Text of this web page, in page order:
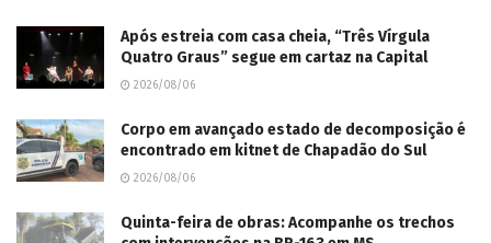
Após estreia com casa cheia, “Três Vírgula
Quatro Graus” segue em cartaz na Capital
2026/08/06
Corpo em avançado estado de decomposição é
encontrado em kitnet de Chapadão do Sul
2026/08/06
Quinta-feira de obras: Acompanhe os trechos